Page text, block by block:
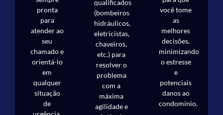
pronta
para
atender ao
seu
chamado e
orientá-lo
em
qualquer
situação
de
qualificados
(bombeiros
hidráulicos,
eletricistas,
chaveiros,
etc.) para
resolver o
problema
com a
máxima
agilidade e
você tome
as
melhores
decisões,
minimizando
o estresse
e
potenciais
danos ao
condomínio.